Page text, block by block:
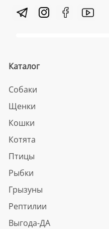
Каталог
Собаки
Щенки
Кошки
Котята
Птицы
Рыбки
Грызуны
Рептилии
Выгода-ДА